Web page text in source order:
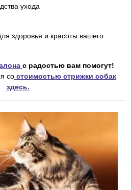
ухода
здоровья и красоты вашего
с радостью вам помогут!
состоимостью стрижки собак
здесь.